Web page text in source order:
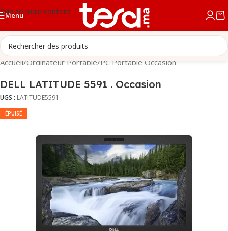
Skip to main content
Menu
Accueil/Ordinateur Portable/PC Portable Occasion
DELL LATITUDE 5591 . Occasion
UGS : LATITUDE5591
ÉPUISÉ